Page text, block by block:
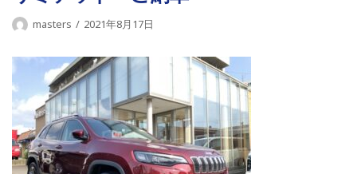
ッ masters 2021年8月17日